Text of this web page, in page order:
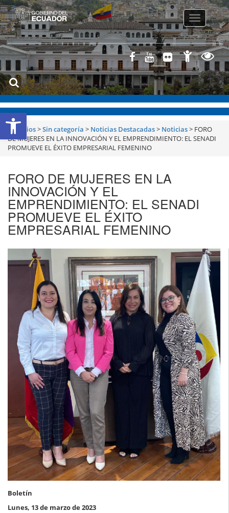
Abrir barra de herramientas
Toggle
Servicios>Sin categoría > Noticias Destacadas> Noticias> FORO
DE MUJERES EN LA INNOVACIÓN Y EL EMPRENDIMIENTO: EL SENADI
PROMUEVE EL ÉXITO EMPRESARIAL FEMENINO
FORO DE MUJERES EN LA
INNOVACIÓN Y EL
EMPRENDIMIENTO: EL SENADI
PROMUEVE EL ÉXITO
EMPRESARIAL FEMENINO
Boletín
Lunes, 13 de marzo de 2023